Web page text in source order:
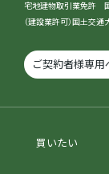
宅地建物取引業免許
（建設業許可）国土交
ご契約者様専用
買いたい